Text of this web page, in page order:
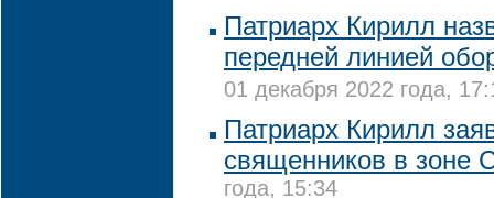
Патриарх Кирилл
передней линией
01 декабря 2022 года,
Патриарх Кирилл
священников в зоне
года, 15:34